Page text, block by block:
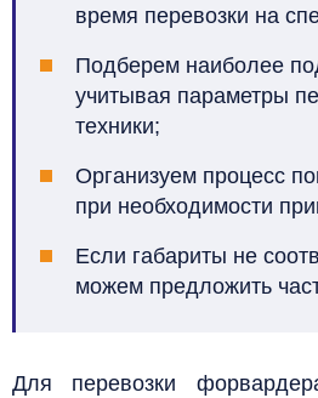
время перевозки на
Подберем наиболее
учитывая параметры
техники;
Организуем процесс
при необходимости
Если габариты не
можем предложить
Для перевозки